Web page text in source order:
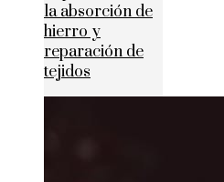
la absorción de
hierro y
reparación de
tejidos